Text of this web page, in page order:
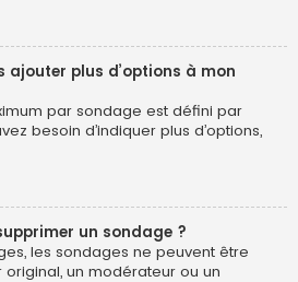
ajouter plus d’options à mon
par sondage est défini par
besoin d’indiquer plus d’options,
un sondage ?
les sondages ne peuvent être
un modérateur ou un